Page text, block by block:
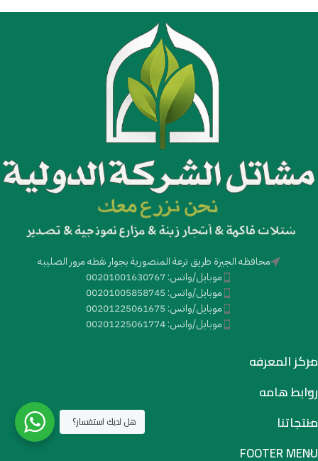
محافظه الجيزة طريق ترعة المنصورية بجوار نقطه مرور الصليبه
موبايل/واتس: 00201001630767
موبايل/واتس: 00201005858745
موبايل/واتس: 00201225061675
موبايل/واتس: 00201225061774
مركز المعرفه
روابط هامه
منتجاتنا
FOOTER MENU
هل لديك استفسار؟